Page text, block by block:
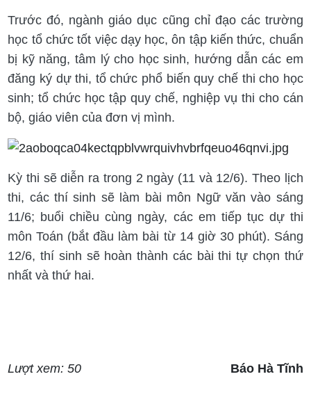
Trước đó, ngành giáo dục cũng chỉ đạo các trường
học tổ chức tốt việc dạy học, ôn tập kiến thức, chuẩn
bị kỹ năng, tâm lý cho học sinh, hướng dẫn các em
đăng ký dự thi, tổ chức phổ biến quy chế thi cho học
sinh; tổ chức học tập quy chế, nghiệp vụ thi cho cán
bộ, giáo viên của đơn vị mình.
Kỳ thi sẽ diễn ra trong 2 ngày (11 và 12/6). Theo lịch
thi, các thí sinh sẽ làm bài môn Ngữ văn vào sáng
11/6; buổi chiều cùng ngày, các em tiếp tục dự thi
môn Toán (bắt đầu làm bài từ 14 giờ 30 phút). Sáng
12/6, thí sinh sẽ hoàn thành các bài thi tự chọn thứ
nhất và thứ hai.
Lượt xem: 50 Báo Hà Tĩnh